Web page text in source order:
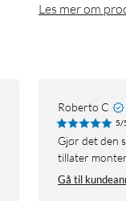
Les mer om
Roberto C
5/
Gjør det den skal gjøre, verken mer eller mindre. Systemet som
tillater
Gå til